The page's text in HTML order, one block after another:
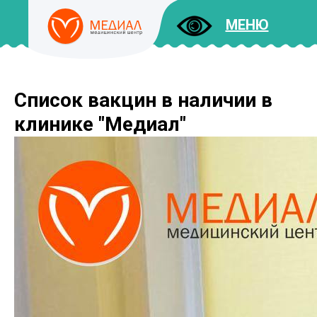
МЕНЮ
ДОКУМЕНТЫ
Список вакцин в наличии в
клинике "Медиал"